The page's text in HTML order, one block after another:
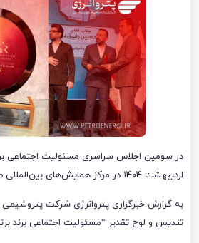
اردیبهشت ۱۴۰۴ در مرکز همایش‌های بین‌المللی صدا و سیما برگزار شد،
به گزارش خبرگزاری پتروانرژی شرکت
تندیس و لوح تقدیر “مسئولیت اجتماعی برند